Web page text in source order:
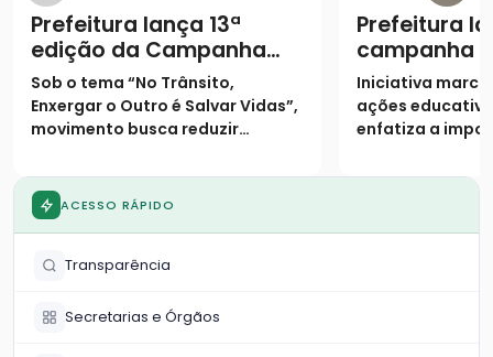
Prefeitura lança 13ª
edição da Campanha
Maio Amarelo com foco
na empatia no trânsito
Sob o tema “No Trânsito,
Enxergar o Outro é Salvar Vidas”,
movimento busca reduzir
população sobre o crescimento
da frota local
Prefeitura
campanha
Amarelo"
Iniciativa marca
ações
enfatiza a
ACESSO RÁPIDO
Transparência
Secretarias e Órgãos